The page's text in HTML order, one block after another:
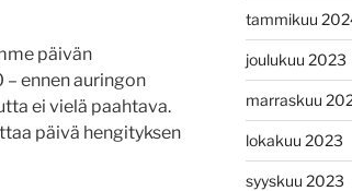
päivän
ennen auringon
ei vielä paahtava.
päivä hengityksen
tammikuu
joulukuu 2023
marraskuu
lokakuu 2023
syyskuu 2023